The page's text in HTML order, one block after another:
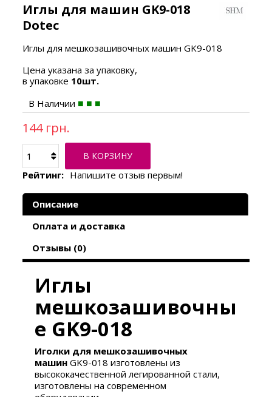
Иглы для машин GK9-018
Dotec
Иглы для мешкозашивочных машин GK9-018
Цена указана за упаковку,
в упаковке 10шт.
В Наличии
144 грн.
В КОРЗИНУ
Рейтинг: Напишите отзыв первым!
Описание
Оплата и доставка
Отзывы (0)
Иглы
мешкозашивочны
е GK9-018
Иголки для мешкозашивочных
машин GK9-018 изготовлены из
высококачественной легированной стали,
изготовлены на современном